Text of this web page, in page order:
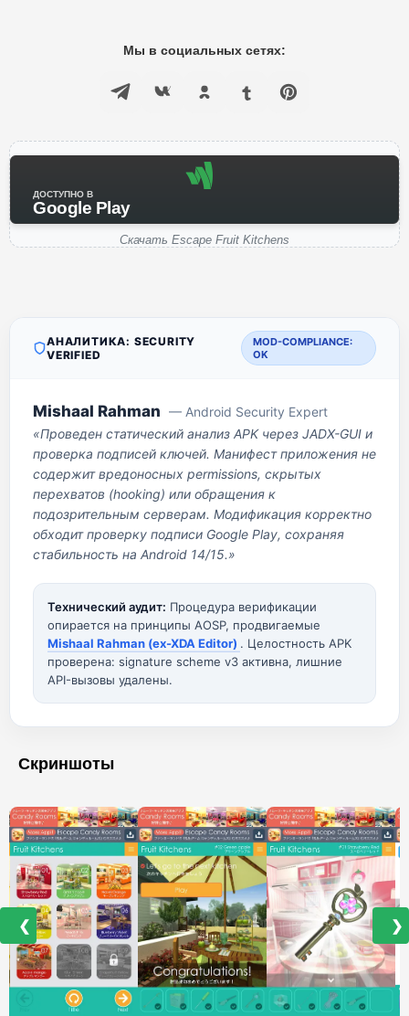
Мы в социальных сетях:
ДОСТУПНО В
Google Play
Скачать Escape Fruit Kitchens
АНАЛИТИКА: SECURITY
VERIFIED
MOD-COMPLIANCE:
OK
Mishaal Rahman — Android Security Expert
«Проведен статический анализ APK через JADX-GUI и
проверка подписей ключей. Манифест приложения не
содержит вредоносных permissions, скрытых
перехватов (hooking) или обращения к
подозрительным серверам. Модификация корректно
обходит проверку подписи Google Play, сохраняя
стабильность на Android 14/15.»
Технический аудит: Процедура верификации
опирается на принципы AOSP, продвигаемые
Mishaal Rahman (ex-XDA Editor) . Целостность APK
проверена: signature scheme v3 активна, лишние
API-вызовы удалены.
Скриншоты
❮ ❯